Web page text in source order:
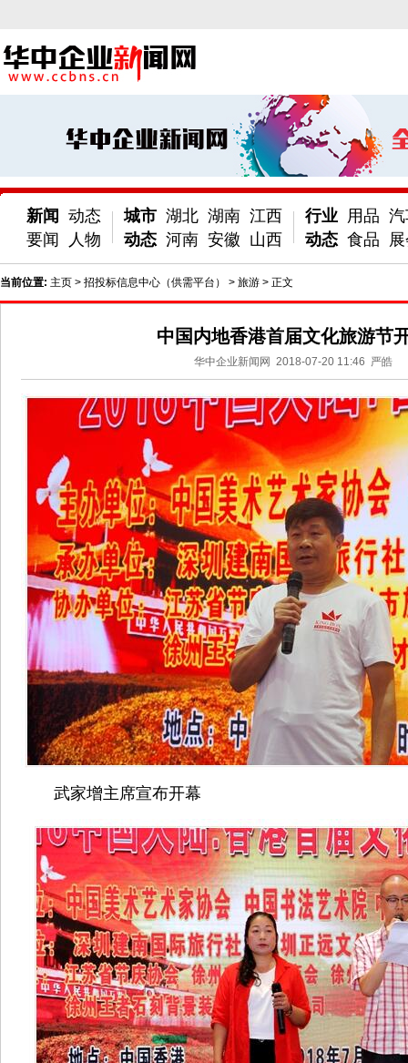
新闻
要闻
动态
人物
城市
动态
湖北 湖南 江西
河南 安徽 山西
行业
动态
用品
食品
当前位置: 主页 > 招投标信息中心（供需平台） > 旅游 > 正文
中国内地香港首届文化旅游节
华中企业新闻网 2018-07-20 11:46 严皓
武家增主席宣布开幕